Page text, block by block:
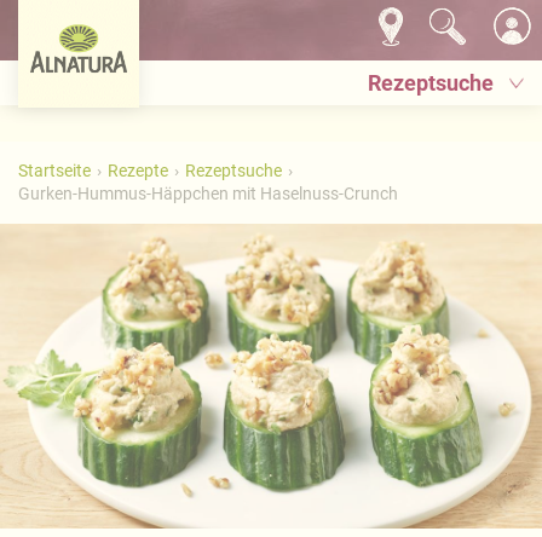
Rezeptsuche
Startseite Rezepte
Rezeptsuche
Gurken-Hummus-Häppchen mit Haselnuss-Crunch